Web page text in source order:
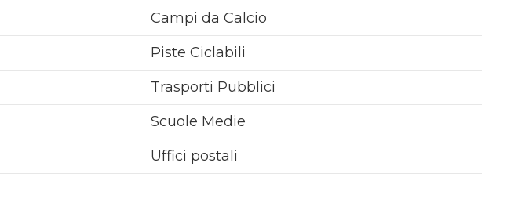
Campi da Calcio
Piste Ciclabili
Trasporti Pubblici
Scuole Medie
Uffici postali